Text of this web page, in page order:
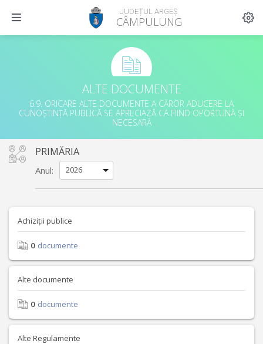
JUDEȚUL ARGEȘ
CÂMPULUNG
ALTE DOCUMENTE
6.9. ORICARE ALTE DOCUMENTE A CĂROR ADUCERE LA
CUNOȘTINȚĂ PUBLICĂ SE APRECIAZĂ CA FIIND OPORTUNĂ ȘI
NECESARĂ
PRIMĂRIA
Anul:
Achiziții publice
0 documente
Alte documente
0 documente
Alte Regulamente